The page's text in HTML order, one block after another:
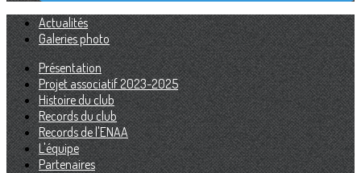
Actualités
Galeries photo
Présentation
Projet associatif 2023-2025
Histoire du club
Records du club
Records de l'ENAA
L'équipe
Partenaires